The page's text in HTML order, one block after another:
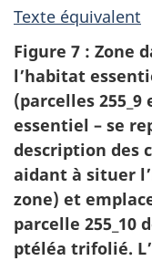
Texte équivalent
Figure 7 : Zone
l’habitat
(parcelles 255_9
essentiel – se
description des
aidant à situer
zone) et
parcelle 255_10
ptéléa trifolié.